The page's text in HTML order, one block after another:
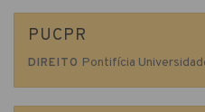
PUCPR
DIREITO Pontifícia